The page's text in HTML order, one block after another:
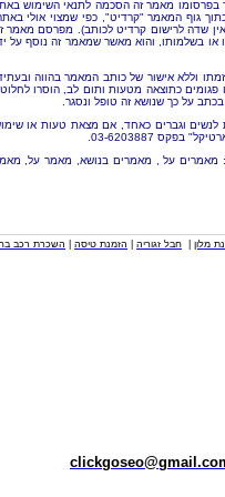
מאמר זה הסכמה לתנאי השימוש
גוף המאמר "קרדיט", כפי שמצוי אולי
שדה לרישום קרדיט לכותב). מפרסם מאמר
בשלמותו, והוא מאשר שמאמר זה נוסף על
וללא אישור של כותב המאמר בהווה
כתוצאה מטעות ותום לב, הוסרו
על כך שנושא זה טופל ונסגר.
לנשים וגברים כאחד, אם מצאת טעות או
03-6203887.
: מאמרים על , מאמרים בנושא, מאמר על,
מלון חבל זגוריה הזמנת טיסה השכרת רכב